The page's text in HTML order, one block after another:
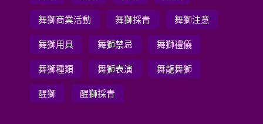
舞獅商業活動 舞獅採青 舞獅注意
舞獅用具 舞獅禁忌 舞獅禮儀
舞獅種類 舞獅表演 舞龍舞獅
醒獅 醒獅採青